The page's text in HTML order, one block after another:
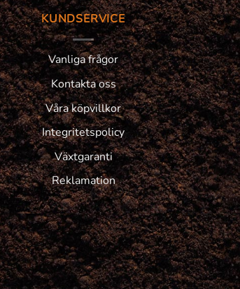
KUNDSERVICE
Vanliga frågor
Kontakta oss
Våra köpvillkor
Integritetspolicy
Växtgaranti
Reklamation